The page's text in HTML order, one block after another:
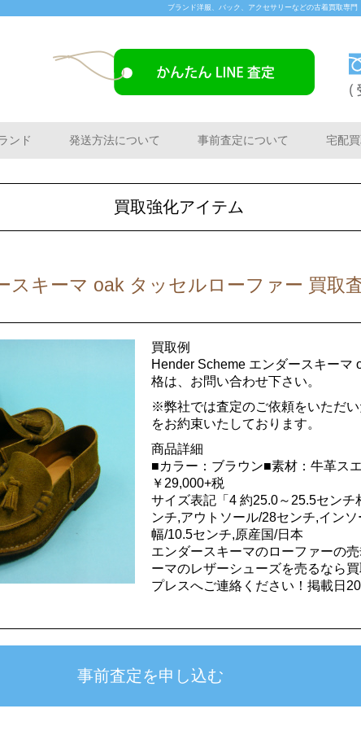
ブランド洋服、バック、アクセサリーなどの古着買取専
ンド 発送方法について 事前査定について 宅配
買取強化アイテム
スキーマ oak タッセルローファー 買取
買取例
Hender Scheme エンダースキーマ
格は、お問い合わせ下さい。
※弊社では査定のご依頼をいただい
をお約束いたしております。
商品詳細
■カラー：ブラウン■素材：牛革ス
￥29,000+税
サイズ表記「4 約25.0～25.5センチ
ンチ,アウトソール/28センチ,イン
幅/10.5センチ,原産国/日本
エンダースキーマのローファーの
ーマのレザーシューズを売るなら
プレスへご連絡ください！掲載日
事前査定を申し込む